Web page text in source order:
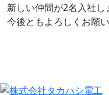
新しい仲間が2名入社し
今後ともよろしくお願い